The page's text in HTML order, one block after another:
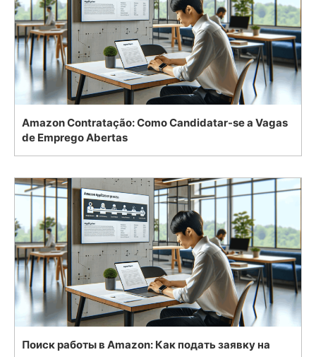
Amazon Contratação: Como Candidatar-se a Vagas
de Emprego Abertas
Поиск работы в Amazon: Как подать заявку на